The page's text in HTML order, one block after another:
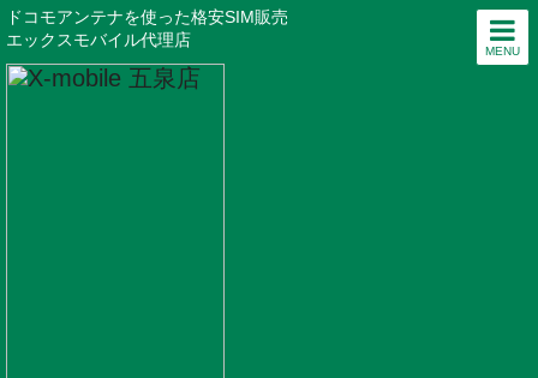
MENU
ドコモアンテナを使った格安SIM販売
エックスモバイル代理店